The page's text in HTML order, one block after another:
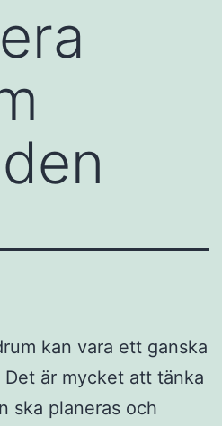
kan vara ett ganska
är mycket att tänka
ska planeras och